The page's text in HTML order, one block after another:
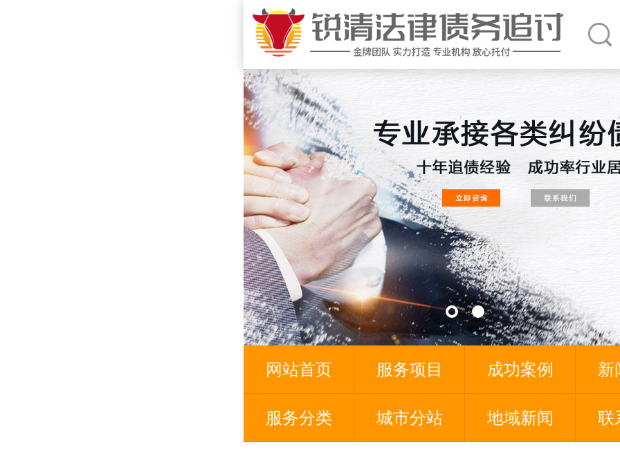
网站首页 服务项目 成功案例 新
服务分类 城市分站 地域新闻 联